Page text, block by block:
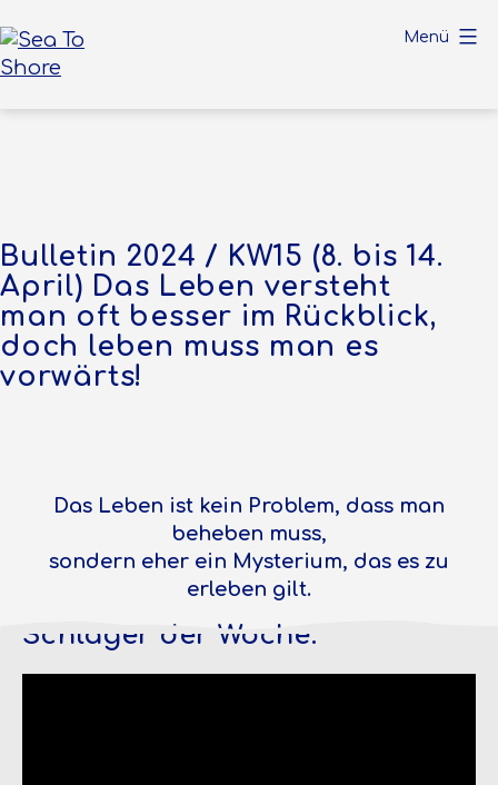
Inhalt
springen
Menü
Bulletin 2024 / KW15 (8. bis 14.
April) Das Leben versteht
man oft besser im Rückblick,
doch leben muss man es
vorwärts!
Das Leben ist kein Problem, dass man
beheben muss,
sondern eher ein Mysterium, das es zu
erleben gilt.
Schlager der Woche: